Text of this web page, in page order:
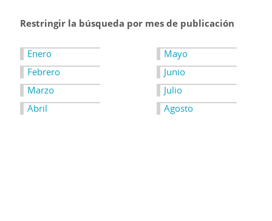
Restringir la búsqueda por mes de publicación
Enero
Febrero
Marzo
Abril
Mayo
Junio
Julio
Agosto